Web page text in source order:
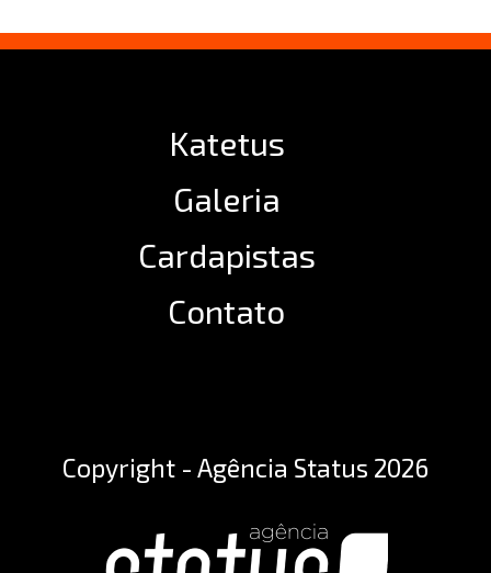
Katetus
Galeria
Cardapistas
Contato
Copyright - Agência Status 2026